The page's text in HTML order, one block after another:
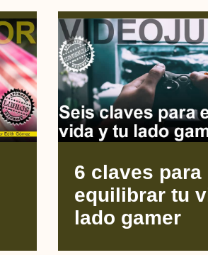
6 claves para
equilibrar tu
lado gamer